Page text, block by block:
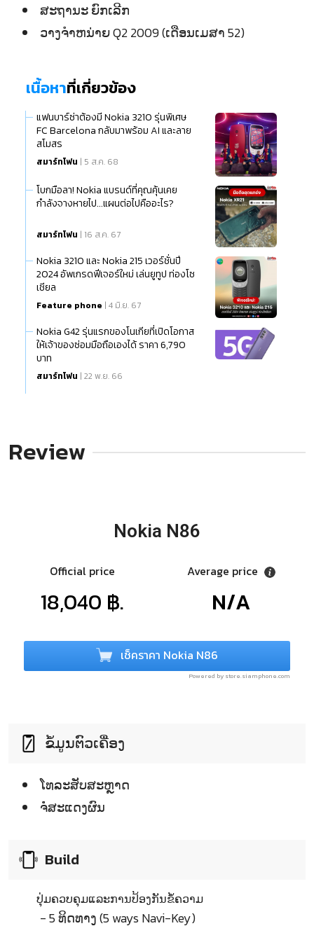
ສະຖານະ ຍົກເລີກ
ວາງຈຳຫນ່າຍ Q2 2009 (ເດືອນເມສາ 52)
เนื้อหาที่เกี่ยวข้อง
แฟนบาร์ซ่าต้องมี Nokia 3210 รุ่นพิเศษ
FC Barcelona กลับมาพร้อม AI และลาย
สโมสร
สมาร์ทโฟน | 5 ส.ค. 68
โบกมือลา! Nokia แบรนด์ที่คุณคุ้นเคย
กำลังจางหายไป...แผนต่อไปคืออะไร?
สมาร์ทโฟน | 16 ส.ค. 67
Nokia 3210 และ Nokia 215 เวอร์ชั่นปี
2024 อัพเกรดฟีเจอร์ใหม่ เล่นยูทูป ท่องโซ
เชียล
Feature phone | 4 มิ.ย. 67
Nokia G42 รุ่นแรกของโนเกียที่เปิดโอกาส
ให้เจ้าของซ่อมมือถือเองได้ ราคา 6,790
บาท
สมาร์ทโฟน | 22 พ.ย. 66
Review
Nokia N86
Official price
18,040 ฿.
Average price
N/A
เช็คราคา Nokia N86
Powered by store.siamphone.com
ຂໍ້ມູນຕົວເຄື່ອງ
ໂທລະສັບສະຫຼາດ
ຈໍໍສະແດງຜົນ
Build
ປຸ່ມຄວບຄຸມແລະການປ້ອງກັນຂໍ້ຄວາມ
- 5 ທິດທາງ (5 ways Navi-Key)